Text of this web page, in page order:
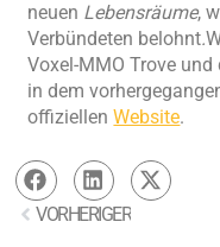
neuen Lebensräume,
Verbündeten belohnt.
Voxel-MMO Trove
in dem
offiziellenWebsite.
VORHERIGER